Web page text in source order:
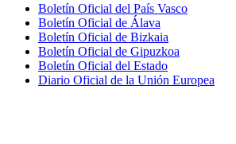
Boletín Oficial del País Vasco
Boletín Oficial de Álava
Boletín Oficial de Bizkaia
Boletín Oficial de Gipuzkoa
Boletín Oficial del Estado
Diario Oficial de la Unión Europea